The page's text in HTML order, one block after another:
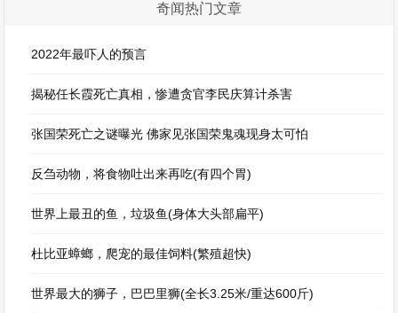
奇闻热门文章
2022年最吓人的预言
揭秘任长霞死亡真相，惨遭贪官李民庆算计杀害
张国荣死亡之谜曝光 佛家见张国荣鬼魂现身太可怕
反刍动物，将食物吐出来再吃(有四个胃)
世界上最丑的鱼，垃圾鱼(身体大头部扁平)
杜比亚蟑螂，爬宠的最佳饲料(繁殖超快)
世界最大的狮子，巴巴里狮(全长3.25米/重达600斤)